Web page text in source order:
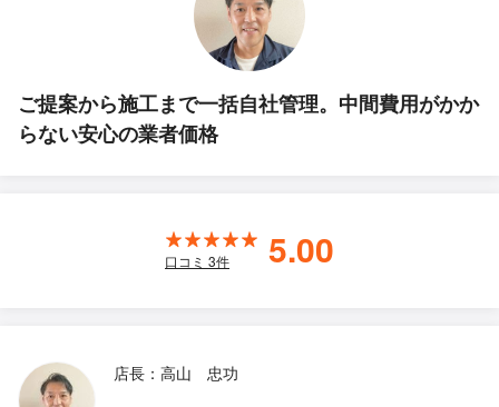
ご提案から施工まで一括自社管理。中間費用がかか
らない安心の業者価格
口コミ 3件 5.00
店長：高山 忠功